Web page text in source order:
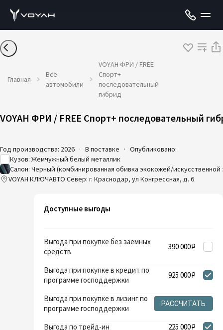
Главная
Все
автомобили
VOYAH ФРИ / FREE
Спорт+
последовательный
гибрид
VOYAH ФРИ / FREE Спорт+ последовательный
Год производства: 2026 · В поставке · Опубликовано:
Кузов: Жемчужный белый металлик
Салон: Черный (комбинированная обивка экокожей/
VOYAH КЛЮЧАВТО Север: г. Краснодар, ул Конгрессная, д. 6
Доступные выгоды
Выгода при покупке без заемных
средств
390 000 ₽
Выгода при покупке в кредит по
программе господдержки
925 000 ₽
Выгода при покупке в лизинг по
программе господдержки
РАССЧИТАТЬ
Выгода по трейд-ин
225 000 ₽